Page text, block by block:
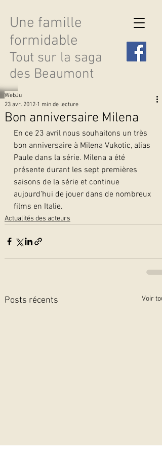
Une famille
formidable
Tout sur la saga
des Beaumont
Découvrir les saisons
Bon anniversaire Milena
WebJu
23 avr. 2012 1 min de lecture
En ce 23 avril nous souhaitons un très
bon anniversaire à Milena Vukotic, alias
Paule dans la série. Milena a été
présente durant les sept premières
saisons de la série et continue
aujourd’hui de jouer dans de nombreux
films en Italie.
Actualités des acteurs
Posts récents Voir tout